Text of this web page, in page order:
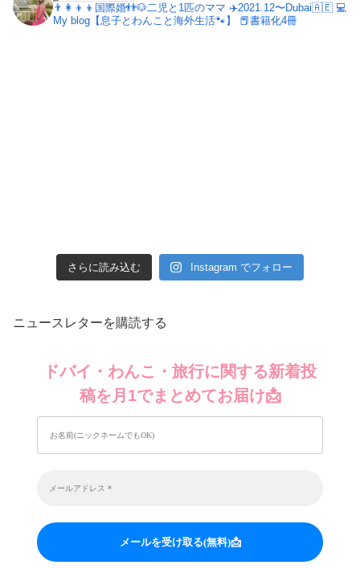
👨‍👩‍👦‍👦国際婚👬🐶二児と1匹のママ ✈️2021.12〜Dubai🇦🇪 💻
My blog【息子とわんこと海外生活🐾】
📕書籍化4冊
さらに読み込む Instagram でフォロー
ニュースレターを購読する
ドバイ・わんこ・旅行に関する新着投
稿を月1でまとめてお届け📩